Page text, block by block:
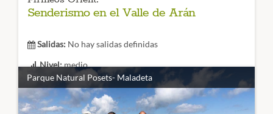
Senderismo en el Valle de Arán
Salidas: No hay salidas definidas
Nivel:medio
Duración:
6 días
Alojados en la población de Viella recorreremos algunos
Parque Natural Posets- Maladeta